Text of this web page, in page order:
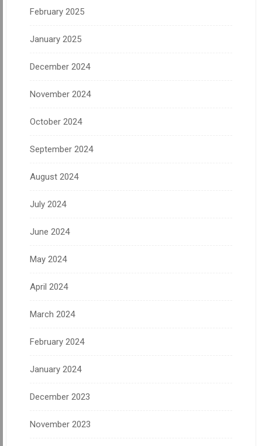
February 2025
January 2025
December 2024
November 2024
October 2024
September 2024
August 2024
July 2024
June 2024
May 2024
April 2024
March 2024
February 2024
January 2024
December 2023
November 2023